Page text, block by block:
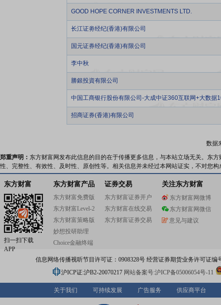
GOOD HOPE CORNER INVESTMENTS LTD.
长江证劵经纪(香港)有限公司
国元证券经纪(香港)有限公司
李中秋
勝銀投資有限公司
中国工商银行股份有限公司-大成中证360互联网+大数据
招商证券(香港)有限公司
数据
郑重声明： 东方财富网发布此信息的目的在于传播更多信息，与本站立场无关。东
性、完整性、有效性、及时性、原创性等。相关信息并未经过本网站证实，不对您
东方财富
扫一扫下载
APP
东方财富产品
东方财富免费版
东方财富Level-2
东方财富策略版
妙想投研助理
Choice金融终端
证券交易
东方财富证券开户
东方财富在线交易
东方财富证券交易
关注东方财富
东方财富网微博
东方财富网微信
意见与建议
信息网络传播视听节目许可证：0908328号 经营证券期货业务许可证编
沪ICP证:沪B2-20070217 网站备案号:沪ICP备05006054号-11
关于我们 可持续发展 广告服务 供应商平台